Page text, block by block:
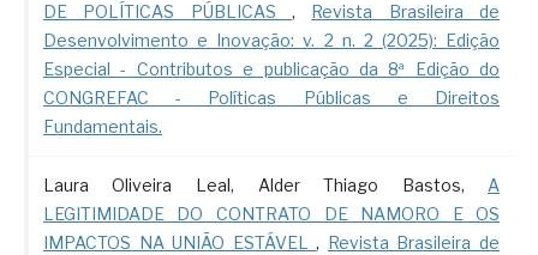
DE POLÍTICAS PÚBLICAS , Revista Brasileira de
Desenvolvimento e Inovação: v. 2 n. 2 (2025): Edição
Especial - Contributos e publicação da 8ª Edição do
CONGREFAC - Políticas Públicas e Direitos
Fundamentais.
Laura Oliveira Leal, Alder Thiago Bastos,A
LEGITIMIDADE DO CONTRATO DE NAMORO E OS
IMPACTOS NA UNIÃO ESTÁVEL, Revista Brasileira de